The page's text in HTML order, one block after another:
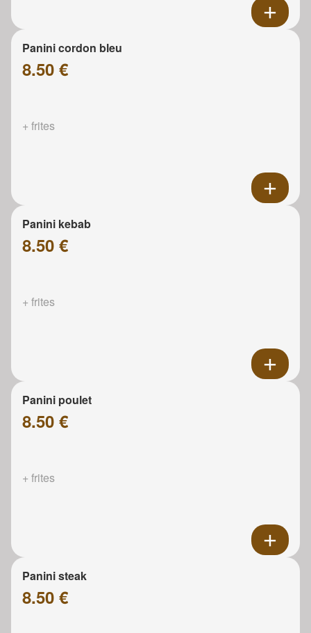
Panini cordon bleu
8.50 €
+ frites
Panini kebab
8.50 €
+ frites
Panini poulet
8.50 €
+ frites
Panini steak
8.50 €